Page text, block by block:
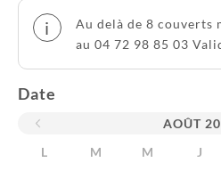
i
Au delà de 8 couverts
au 04 72 98 85 03
Date
AOÛT
L
M M J